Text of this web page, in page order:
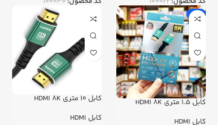
-4%
کابل 1.5 متری HDMI 8K
کابل HDMI
کابل 10 متری HDMI 8K
کابل HDMI